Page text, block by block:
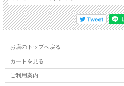
お店のトップへ戻る
カートを見る
ご利用案内